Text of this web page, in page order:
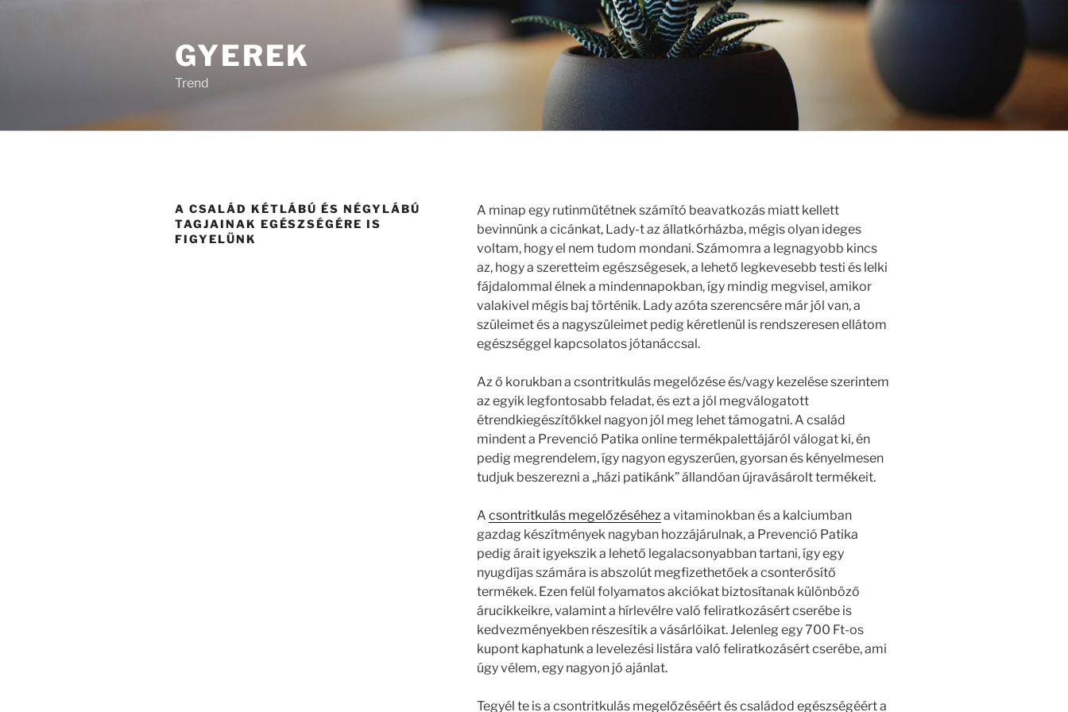
GYEREK
Trend
A CSALÁD KÉTLÁBÚ ÉS NÉGYLÁBÚ
TAGJAINAK EGÉSZSÉGÉRE IS
FIGYELÜNK
A minap egy rutinműtétnek számító beavatkozás miatt kellett
bevinnünk a cicánkat, Lady-t az állatkórházba, mégis olyan ideges
voltam, hogy el nem tudom mondani. Számomra a legnagyobb kincs
az, hogy a szeretteim egészségesek, a lehető legkevesebb testi és lelki
fájdalommal élnek a mindennapokban, így mindig megvisel, amikor
valakivel mégis baj történik. Lady azóta szerencsére már jól van, a
szüleimet és a nagyszüleimet pedig kéretlenül is rendszeresen ellátom
egészséggel kapcsolatos jótanáccsal.
Az ő korukban a csontritkulás megelőzése és/vagy kezelése szerintem
az egyik legfontosabb feladat, és ezt a jól megválogatott
étrendkiegészítőkkel nagyon jól meg lehet támogatni. A család
mindent a Prevenció Patika online termékpalettájáról válogat ki, én
pedig megrendelem, így nagyon egyszerűen, gyorsan és kényelmesen
tudjuk beszerezni a „házi patikánk” állandóan újravásárolt termékeit.
A csontritkulás megelőzéséheza vitaminokban és a kalciumban
gazdag készítmények nagyban hozzájárulnak, a Prevenció Patika
pedig árait igyekszik a lehető legalacsonyabban tartani, így egy
nyugdíjas számára is abszolút megfizethetőek a csonterősítő
termékek. Ezen felül folyamatos akciókat biztosítanak különböző
árucikkeikre, valamint a hírlevélre való feliratkozásért cserébe is
kedvezményekben részesítik a vásárlóikat. Jelenleg egy 700 Ft-os
kupont kaphatunk a levelezési listára való feliratkozásért cserébe, ami
úgy vélem, egy nagyon jó ajánlat.
Tegyél te is a csontritkulás megelőzéséért és családod egészségéért a